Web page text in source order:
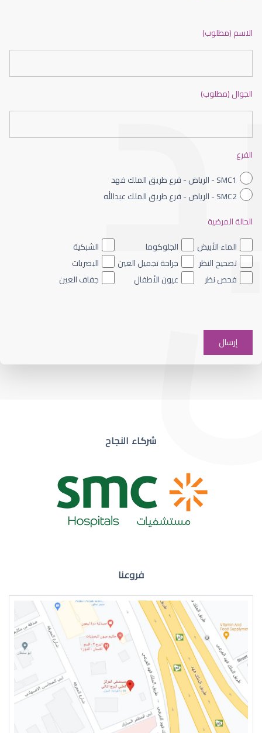
ضعف نظر الاطفال
ضعف نظر العين اليسرى
ضعف نظر مفاجئ
ضعف نظر في العين اليسرى
الاسم (مطلوب)
الجوال (مطلوب)
الفرع
SMC1 - الرياض - فرع طريق الملك فهد
SMC2 - الرياض - فرع طريق الملك عبدالله
الحالة المرضية
الماء الأبيض
الجلوكوما
الشبكية
تصحيح النظر
جراحة تجميل العين
البصريات
فحص نظر
عيون الأطفال جفاف العين
شركاء النجاح
فروعنا